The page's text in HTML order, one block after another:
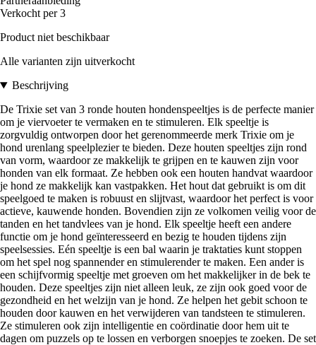
Verkocht per 3
Product niet beschikbaar
Alle varianten zijn uitverkocht
Beschrijving
De Trixie set van 3 ronde houten hondenspeeltjes is de perfecte manier
om je viervoeter te vermaken en te stimuleren. Elk speeltje is
zorgvuldig ontworpen door het gerenommeerde merk Trixie om je
hond urenlang speelplezier te bieden. Deze houten speeltjes zijn rond
van vorm, waardoor ze makkelijk te grijpen en te kauwen zijn voor
honden van elk formaat. Ze hebben ook een houten handvat waardoor
je hond ze makkelijk kan vastpakken. Het hout dat gebruikt is om dit
speelgoed te maken is robuust en slijtvast, waardoor het perfect is voor
actieve, kauwende honden. Bovendien zijn ze volkomen veilig voor de
tanden en het tandvlees van je hond. Elk speeltje heeft een andere
functie om je hond geïnteresseerd en bezig te houden tijdens zijn
speelsessies. Eén speeltje is een bal waarin je traktaties kunt stoppen
om het spel nog spannender en stimulerender te maken. Een ander is
een schijfvormig speeltje met groeven om het makkelijker in de bek te
houden. Deze speeltjes zijn niet alleen leuk, ze zijn ook goed voor de
gezondheid en het welzijn van je hond. Ze helpen het gebit schoon te
houden door kauwen en het verwijderen van tandsteen te stimuleren.
Ze stimuleren ook zijn intelligentie en coördinatie door hem uit te
dagen om puzzels op te lossen en verborgen snoepjes te zoeken. De set